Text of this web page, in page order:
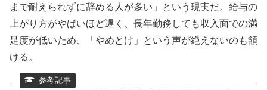
まで耐えられずに辞める人が多い」という現実だ。給与の
上がり方がやばいほど遅く、長年勤務しても収入面での満
足度が低いため、「やめとけ」という声が絶えないのも頷
ける。